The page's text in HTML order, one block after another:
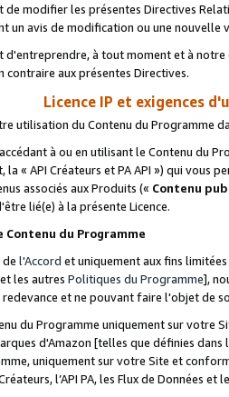
de modifier les présentes Directives
un avis de modification ou une nouvelle
d'entreprendre, à tout moment et à
aux présentes Directives.
Licence IP et exigences
utilisation du Contenu du Programme
à ou en utilisant le Contenu du
la « API Créateurs et PA API ») qui vous
associés aux Produits (« Contenu
lié(e) à la présente Licence.
du Programme
de l'Accord et uniquement aux fins
les autres Politiques du Programme],
et ne pouvant faire l'objet de
du Programme uniquement sur votre
d'Amazon [telles que définies dans
uniquement sur votre Site et
l’API PA, les Flux de Données